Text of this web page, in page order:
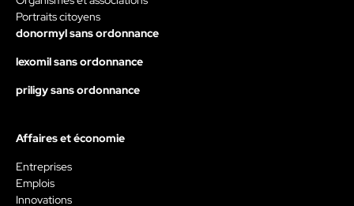
Portraits citoyens
donormyl sans ordonnance
lexomil sans ordonnance
priligy sans ordonnance
Affaires et économie
Entreprises
Emplois
Innovations